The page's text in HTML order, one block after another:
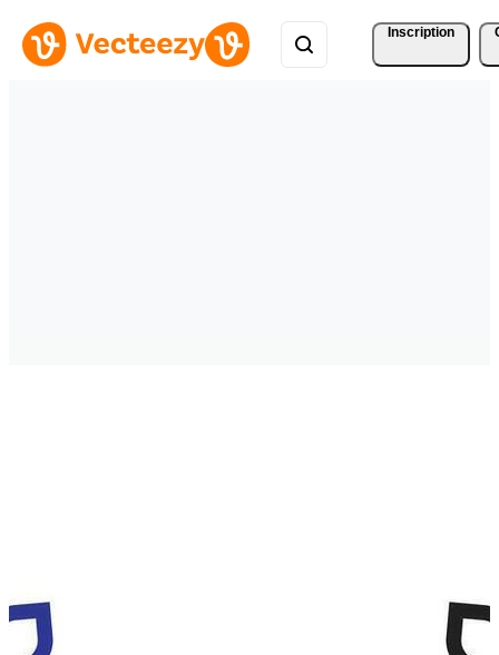
Inscription